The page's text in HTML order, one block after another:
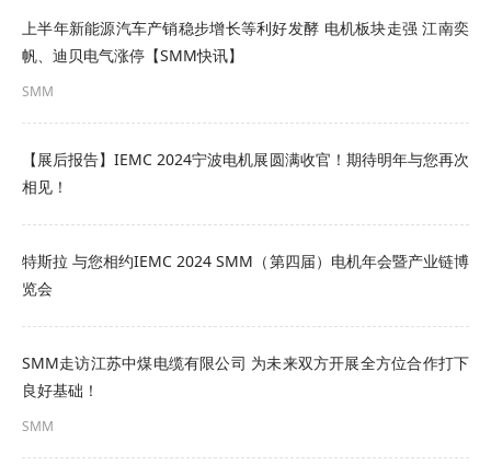
感应水冷却电机，交流同步永磁水冷却电机，交流
机，以及其它高端装备。本公司拥有先进的工艺、
严格的生产过程管理和完善的质量保证体系，已经
建立并持续在完善全面可追溯嘉丰数字电机质量管
理数字化体系，让每一台电机每一件关键零部件每
一道关键生产工序都能做到“有码可溯、有数可查”。
专一，以“绿色驱动，永无止境”的理念，不断围绕客
户需求来提高客户满意度。产品广泛应用于半导
上半年新能源汽车产销稳步增长等利好发酵 电机板块走强 江南奕
帆、迪贝电气涨停【SMM快讯】
SMM
【展后报告】IEMC 2024宁波电机展圆满收官！期待明年与您再次
相见！
特斯拉 与您相约IEMC 2024 SMM（第四届）电机年会暨产业链博
览会
SMM走访江苏中煤电缆有限公司 为未来双方开展全方位合作打下
良好基础！
SMM